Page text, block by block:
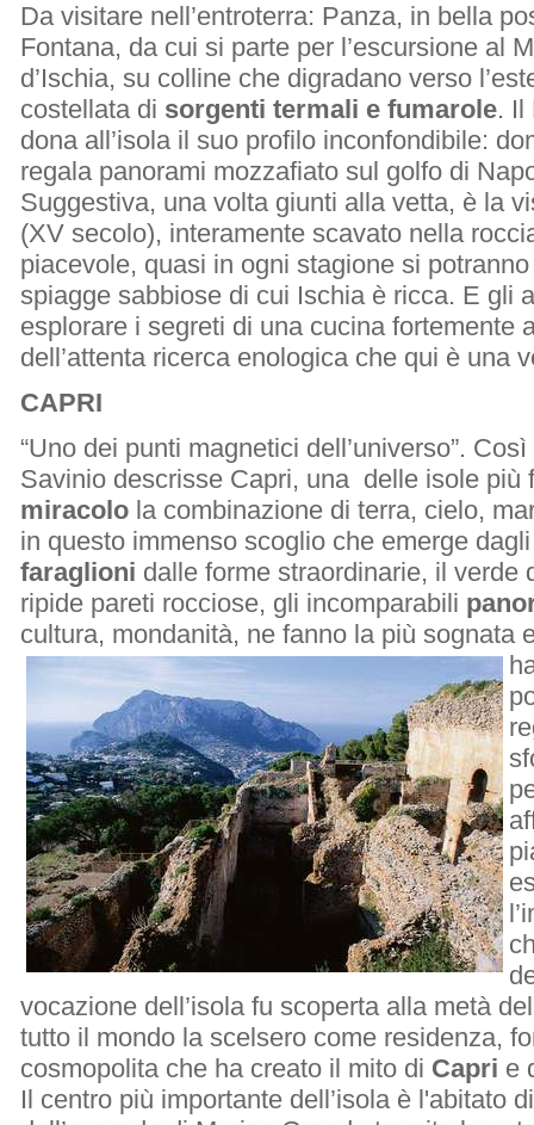
Da visitare nell’entroterra: Panza, in bella
Fontana, da cui si parte per l’escursione al
d’Ischia, su colline che digradano verso
costellata di sorgenti termali e fumarole. Il
dona all’isola il suo profilo inconfondibile:
regala panorami mozzafiato sul golfo di
Suggestiva, una volta giunti alla vetta, è la
(XV secolo), interamente scavato nella
piacevole, quasi in ogni stagione si
spiagge sabbiose di cui Ischia è ricca. E gli
esplorare i segreti di una cucina fortemente
dell’attenta ricerca enologica che qui è una
CAPRI
“Uno dei punti magnetici dell’universo”.
Savinio descrisse Capri, una delle isole più
miracolo la combinazione di terra, cielo,
in questo immenso scoglio che emerge
faraglioni dalle forme straordinarie, il verde
ripide pareti rocciose, gli incomparabili
cultura, mondanità, ne fanno la più sognata
vocazione dell’isola fu scoperta alla metà
tutto il mondo la scelsero come residenza,
cosmopolita che ha creato il mito di Capri e
Il centro più importante dell’isola è l'abitato